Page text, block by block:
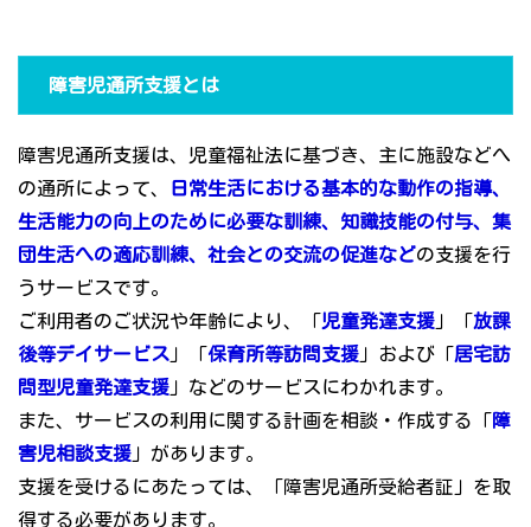
障害児通所支援とは
障害児通所支援は、児童福祉法に基づき、主に施設などへ
の通所によって、
日常生活における基本的な動作の指導、
生活能力の向上のために必要な訓練、知識技能の付与、集
団生活への適応訓練、社会との交流の促進などの支援を行
うサービスです。
ご利用者のご状況や年齢により、「児童発達支援 」「放課
後等デイサービス 」「保育所等訪問支援 」および「居宅訪
問型児童発達支援 」などのサービスにわかれます。
また、サービスの利用に関する計画を相談・作成する「障
害児相談支援 」があります。
支援を受けるにあたっては、「障害児通所受給者証」を取
得する必要があります。